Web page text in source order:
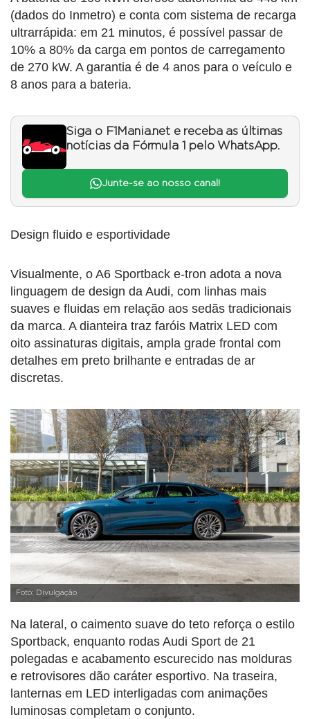
(dados do Inmetro) e conta com sistema de recarga
ultrarrápida: em 21 minutos, é possível passar de
10% a 80% da carga em pontos de carregamento
de 270 kW. A garantia é de 4 anos para o veículo e
8 anos para a bateria.
Siga o F1Mania.net e receba as últimas
notícias da Fórmula 1 pelo WhatsApp.
Junte-se ao nosso canal!
Design fluido e esportividade
Visualmente, o A6 Sportback e-tron adota a nova
linguagem de design da Audi, com linhas mais
suaves e fluidas em relação aos sedãs tradicionais
da marca. A dianteira traz faróis Matrix LED com
oito assinaturas digitais, ampla grade frontal com
detalhes em preto brilhante e entradas de ar
discretas.
Foto: Divulgação
Na lateral, o caimento suave do teto reforça o estilo
Sportback, enquanto rodas Audi Sport de 21
polegadas e acabamento escurecido nas molduras
e retrovisores dão caráter esportivo. Na traseira,
lanternas em LED interligadas com animações
luminosas completam o conjunto.